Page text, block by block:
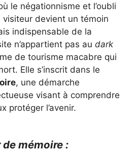
le négationnisme et l’oubli
visiteur devient un témoin
indispensable de la
n’appartient pas au dark
de tourisme macabre qui
Elle s’inscrit dans le
, une démarche
visant à comprendre
protéger l’avenir.
mémoire :